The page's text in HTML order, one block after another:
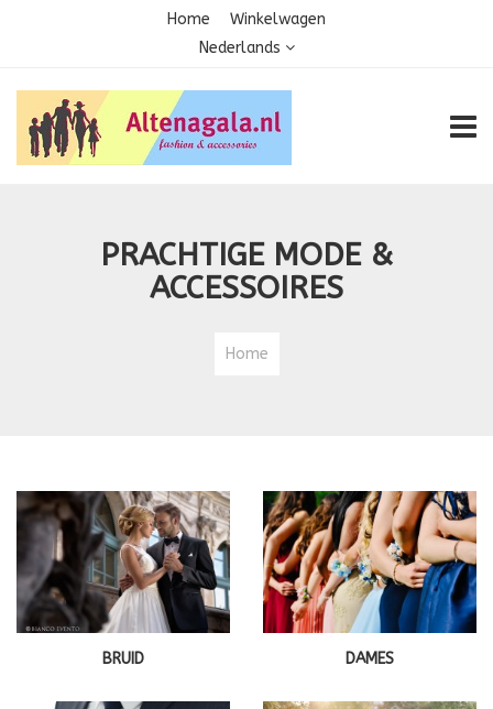
Home
Winkelwagen
Nederlands
PRACHTIGE MODE &
ACCESSOIRES
Home
BRUID DAMES